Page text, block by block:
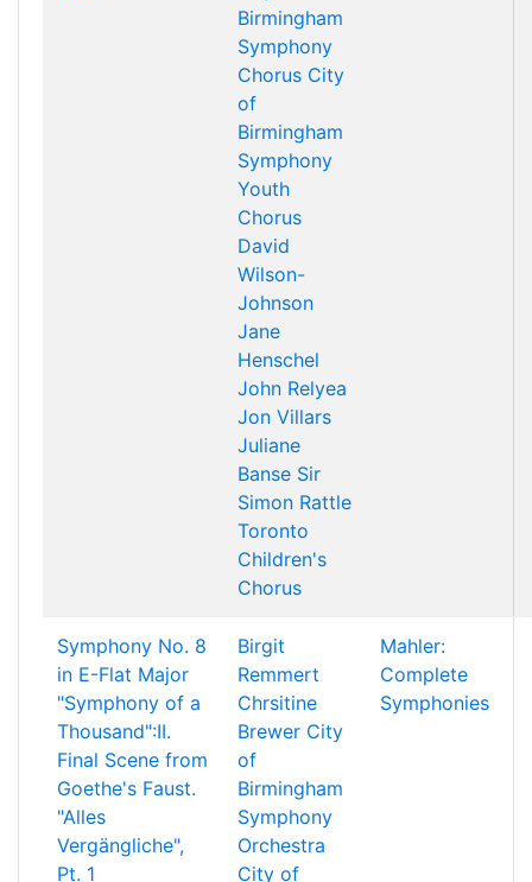
Birmingham
Symphony
Chorus City
of
Birmingham
Symphony
Youth
Chorus
David
Wilson-
Johnson
Jane
Henschel
John Relyea
Jon Villars
Juliane
Banse Sir
Simon Rattle
Toronto
Children's
Chorus
Symphony No. 8
in E-Flat Major
"Symphony of a
Thousand":II.
Final Scene from
Goethe's Faust.
"Alles
Vergängliche",
Pt. 1
Birgit
Remmert
Chrsitine
Brewer City
of
Birmingham
Symphony
Orchestra
City of
Mahler:
Complete
Symphonies